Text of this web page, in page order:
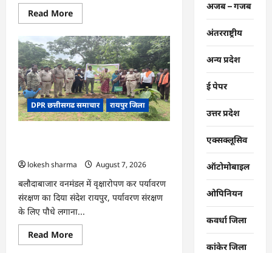
Read MoreRead
more
CG
:
धान
के
साथ
अदरक
की
खेती
ने
बदली
किसान
से
लाखों
का
मुनाफा
DPR छत्तीसगढ समाचार रायपुर जिला
lokesh sharma
August 7, 2026
बलौदाबाजार वनमंडल में वृक्षारोपण कर पर्यावरण
संरक्षण का दिया संदेश रायपुर, पर्यावरण संरक्षण
के लिए पौधे लगाना...
Read MoreRead
more
अजब – गजब
अंतरराष्ट्रीय
अन्य प्रदेश
ई पेपर
उत्तर प्रदेश
एक्सक्लूसिव
ऑटोमोबाइल
ओपिनियन
कवर्धा जिला
कांकेर जिला